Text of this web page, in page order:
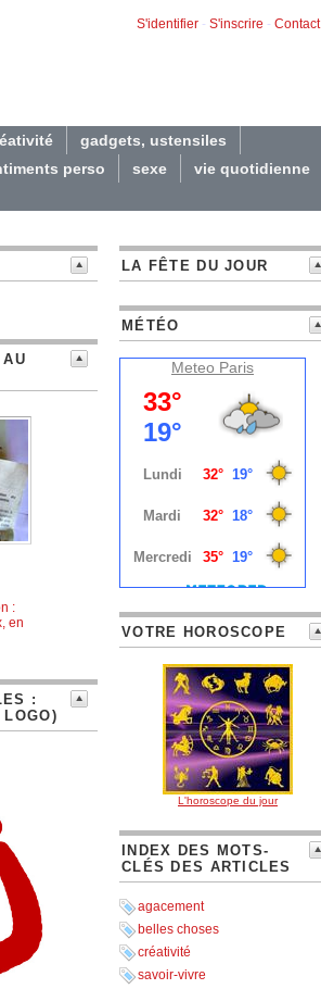
S'identifier - S'inscrire - Contact
gadgets, ustensiles
perso sexe
vie quotidienne
:
en
:
LA FÊTE DU JOUR
MÉTÉO
Meteo Paris
VOTRE HOROSCOPE
L'horoscope du jour
INDEX DES MOTS-
CLÉS DES ARTICLES
agacement
belles choses
créativité
savoir-vivre